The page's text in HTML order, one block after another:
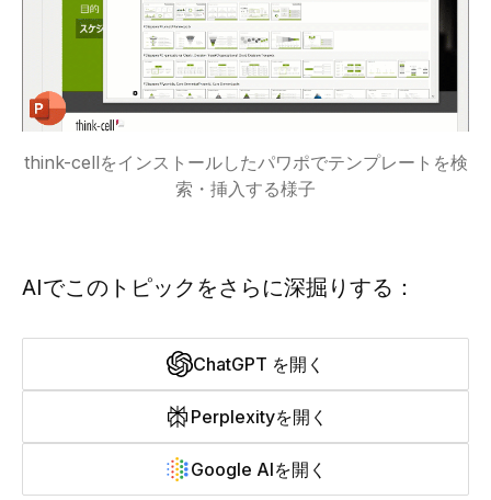
think-cellをインストールしたパワポでテンプレートを検
索・挿入する様子
AIでこのトピックをさらに深掘りする：
ChatGPT を開く
Perplexityを開く
Google AIを開く